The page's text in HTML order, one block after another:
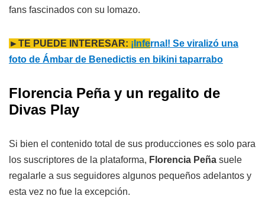
fans fascinados con su lomazo.
►TE PUEDE INTERESAR: ¡Infernal! Se viralizó una
foto de Ámbar de Benedictis en bikini taparrabo
Florencia Peña y un regalito de
Divas Play
Si bien el contenido total de sus producciones es solo para
los suscriptores de la plataforma, Florencia Peña suele
regalarle a sus seguidores algunos pequeños adelantos y
esta vez no fue la excepción.